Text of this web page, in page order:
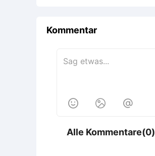
Kommentar
  
Alle Kommentare(0)